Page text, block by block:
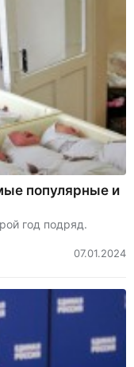
популярные и
год подряд.
07.01.2024